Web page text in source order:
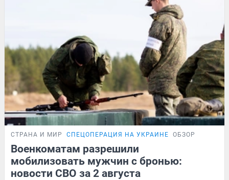
СТРАНА И МИР СПЕЦОПЕРАЦИЯ НА УКРАИНЕ ОБЗОР
Военкоматам разрешили
мобилизовать мужчин с бронью:
новости СВО за 2 августа